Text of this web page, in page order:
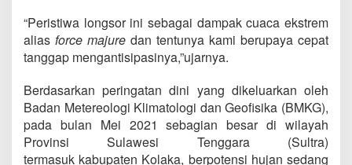
“Peristiwa longsor ini sebagai dampak cuaca ekstrem
alias force majure dan tentunya kami berupaya cepat
tanggap mengantisipasinya,”ujarnya.
Berdasarkan peringatan dini yang dikeluarkan oleh
Badan Metereologi Klimatologi dan Geofisika (BMKG),
pada bulan Mei 2021 sebagian besar di wilayah
Provinsi Sulawesi Tenggara (Sultra)
termasuk kabupaten Kolaka, berpotensi hujan sedang